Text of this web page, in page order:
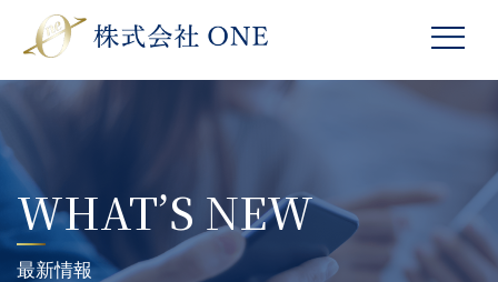
WHAT’S NEW
最新情報